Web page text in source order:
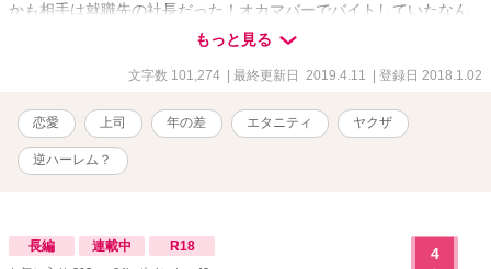
かも相手は就職先の社長だった！オカマバーでバイトしていたなん
て口が裂けても言えない明日夢は咄嗟に適当な嘘をつくことに。し
かも一日だけの同僚だったオカマバーの一番人気ホステス（職業オ
カマ）が、彼女に惚れたと言い出して…？ 幼馴染のスポーツマン、
夢は、理想の男性との恋を掴むことができるのか？？
もっと見る
文字数 101,274 | 最終更新日 2019.4.11 | 登録日 2018.1.02
恋愛 上司 年の差 エタニティ ヤクザ
逆ハーレム？
長編 連載中 R18 4